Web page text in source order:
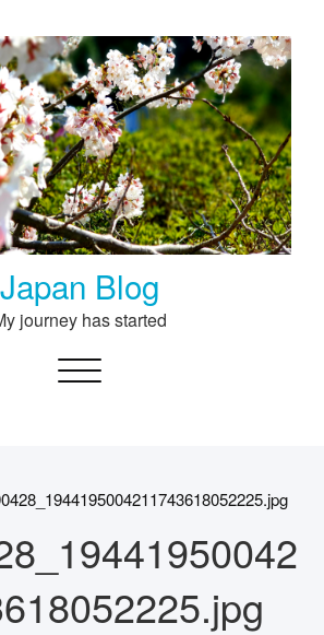
Japan Blog
journey has started
Toggle navigation